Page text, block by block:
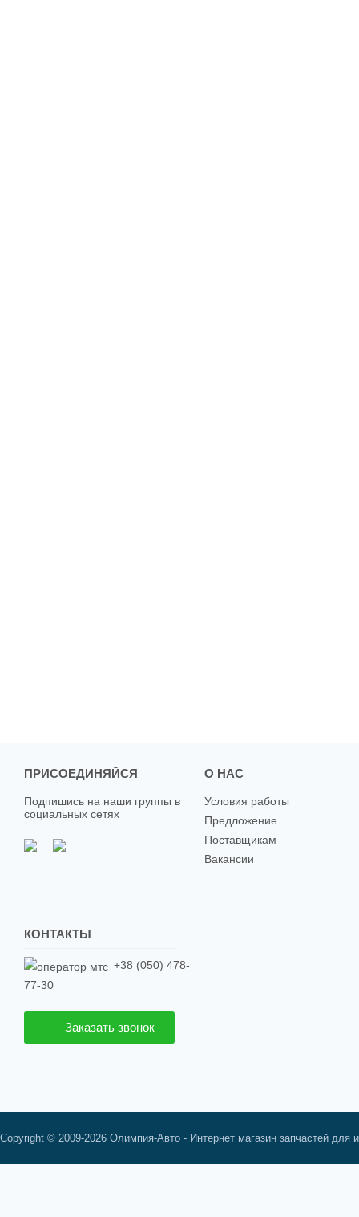
ПРИСОЕДИНЯЙСЯ
Подпишись на наши группы в
социальных сетях
О НАС
Условия работы
Предложение
Поставщикам
Вакансии
КОНТАКТЫ
+38 (050) 478-
77-30
Заказать звонок
Copyright © 2009-2026 Олимпия-Авто - Интернет магазин запчастей для